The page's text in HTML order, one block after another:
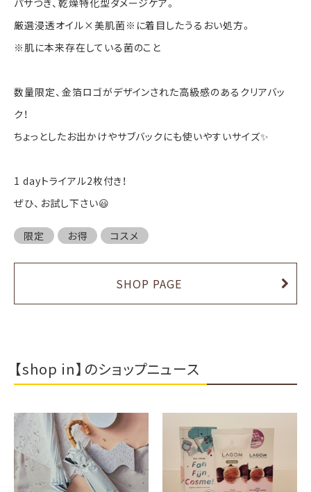
パサつき、乾燥特化型ダメージケア。
厳選浸透オイル×美肌菌※に着目したうるおい処方。
※肌に本来存在している菌のこと
数量限定、金箔ロゴがデザインされた高級感のあるクリアバッ
ク！
ちょっとしたお出かけやサブバックにも使いやすいサイズ✨
1 dayトライアル2枚付き！
ぜひ、お試し下さい😃
限定 お得 コスメ
SHOP PAGE
【shop in】のショップニュース